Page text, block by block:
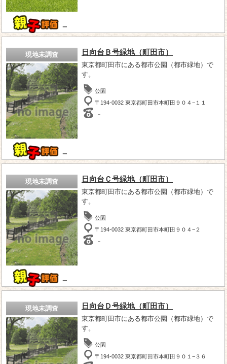
－
現地未調査
－
日向台Ｂ号緑地（町田市）
東京都町田市にある都市公園（都市緑地）で
す。
公園
〒194-0032 東京都町田市本町田９０４−１１
－
現地未調査
－
日向台Ｃ号緑地（町田市）
東京都町田市にある都市公園（都市緑地）で
す。
公園
〒194-0032 東京都町田市本町田９０４−２
－
現地未調査 日向台Ｄ号緑地（町田市）
東京都町田市にある都市公園（都市緑地）で
す。
公園
〒194-0032 東京都町田市本町田９０１−３６